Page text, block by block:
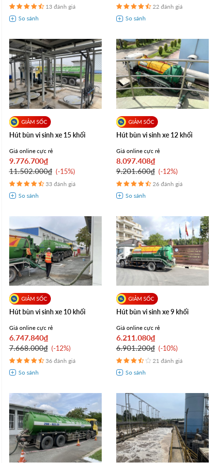
13 đánh giá 22 đánh giá
Hút bùn vi sinh xe 15 khối
Giá online cực rẻ
9.776.700₫
11.502.000₫ -15%
33 đánh giá
Hút bùn vi sinh xe 12 khối
Giá online cực rẻ
8.097.408₫
9.201.600₫ -12%
26 đánh giá
Hút bùn vi sinh xe 10 khối
Giá online cực rẻ
6.747.840₫
7.668.000₫ -12%
36 đánh giá
Hút bùn vi sinh xe 9 khối
Giá online cực rẻ
6.211.080₫
6.901.200₫ -10%
21 đánh giá